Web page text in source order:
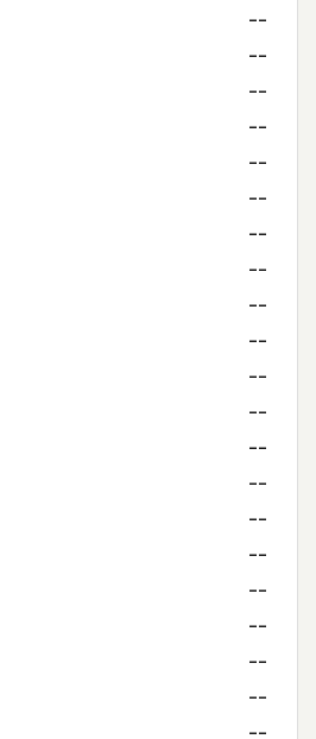
--
--
--
--
--
--
--
--
--
--
--
--
--
--
--
--
--
--
--
--
--